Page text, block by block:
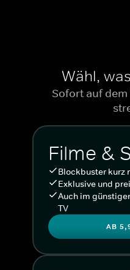
Wähl,
Sofort auf
Filme &
Blockbuster kurz
Exklusive und
Auch im
TV
AB